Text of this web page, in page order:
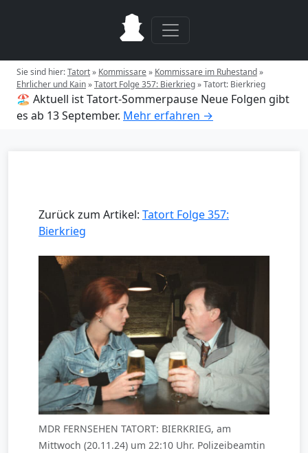
Sie sind hier:Tatort» Kommissare» Kommissare im Ruhestand»
Ehrlicher und Kain»Tatort Folge 357: Bierkrieg»Tatort: Bierkrieg
🏖️ Aktuell ist Tatort-Sommerpause Neue Folgen gibt
es ab 13 September. Mehr erfahren →
Zurück zum Artikel: Tatort Folge 357:
Bierkrieg
MDR FERNSEHEN TATORT: BIERKRIEG, am
Mittwoch (20.11.24) um 22:10 Uhr. Polizeibeamtin